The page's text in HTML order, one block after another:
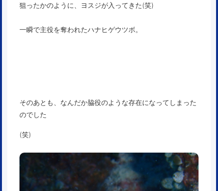
狙ったかのように、ヨスジが入ってきた(笑)
一瞬で主役を奪われたハナヒゲウツボ。
そのあとも、なんだか脇役のような存在になってしまった
のでした
(笑)